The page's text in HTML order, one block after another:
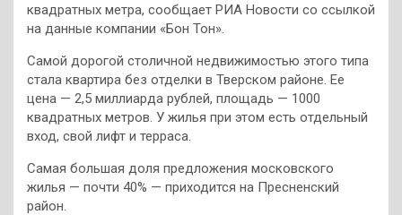
квадратных метра, сообщает РИА Новости со ссылкой
на данные компании «Бон Тон».
Самой дорогой столичной недвижимостью этого типа
стала квартира без отделки в Тверском районе. Ее
цена — 2,5 миллиарда рублей, площадь — 1000
квадратных метров. У жилья при этом есть отдельный
вход, свой лифт и терраса.
Самая большая доля предложения московского
жилья — почти 40% — приходится на Пресненский
район.